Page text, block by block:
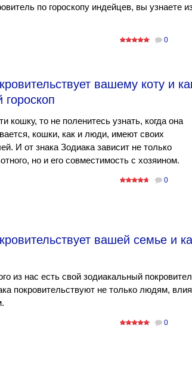
по гороскопу индейцев, вы узнаете
0
вашему коту и
кошку, то не поленитесь узнать, когда она
кошки, как и люди, имеют своих
И от знака Зодиака зависит не только
но и его совместимость с хозяином.
0
вашей семье и
из нас есть свой зодиакальный
покровительствуют не только людям,
0